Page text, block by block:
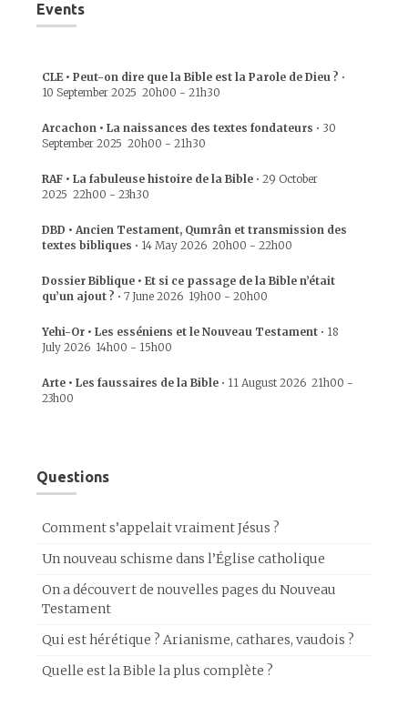
Events
CLE • Peut-on dire que la Bible est la Parole de Dieu ? •
10 September 2025 20h00 - 21h30
Arcachon • La naissances des textes fondateurs • 30
September 2025 20h00 - 21h30
RAF • La fabuleuse histoire de la Bible • 29 October
2025 22h00 - 23h30
DBD • Ancien Testament, Qumrân et transmission des
textes bibliques • 14 May 2026 20h00 - 22h00
Dossier Biblique • Et si ce passage de la Bible n’était
qu’un ajout ? • 7 June 2026 19h00 - 20h00
Yehi-Or • Les esséniens et le Nouveau Testament • 18
July 2026 14h00 - 15h00
Arte • Les faussaires de la Bible • 11 August 2026 21h00 -
23h00
Questions
Comment s’appelait vraiment Jésus ?
Un nouveau schisme dans l’Église catholique
On a découvert de nouvelles pages du Nouveau
Testament
Qui est hérétique ? Arianisme, cathares, vaudois ?
Quelle est la Bible la plus complète ?